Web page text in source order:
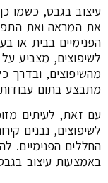
עיצוב בגבס, כשמו
את המראה ואת
הפנימיים בבית או
לשיפוצים, מצביע
מהשיפוצים, ובדרך
מתבצע בתום
עם זאת, לעיתים
לשיפוצים, נבנים
החללים הפנימיים.
באמצעות עיצוב